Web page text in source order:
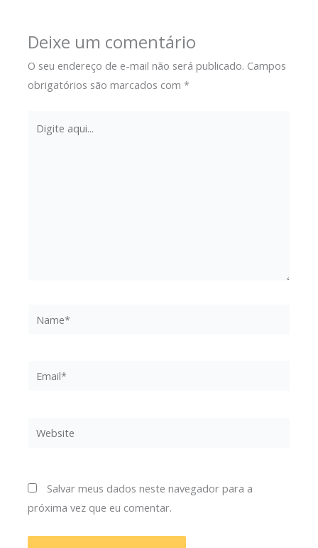
Deixe um comentário
O seu endereço de e-mail não será publicado. Campos
obrigatórios são marcados com*
aqui...
Salvar meus dados neste navegador para a
próxima vez que eu comentar.